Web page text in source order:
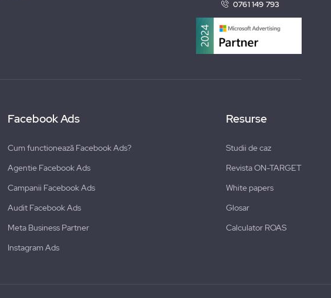
0761 149 793
Facebook Ads
Cum functionează Facebook Ads?
Agentie Facebook Ads
Campanii Facebook Ads
Audit Facebook Ads
Meta Business Partner
Instagram Ads
Resurse
Studii de caz
Revista ON-TARGET
White papers
Glosar
Calculator ROAS